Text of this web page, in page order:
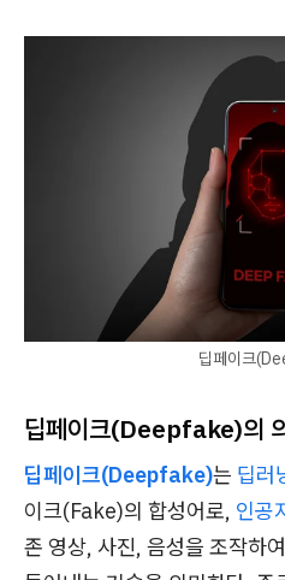
딥페이크
딥페이크(Deepfake)의
딥페이크(Deepfake)는 딥
이크(Fake)의 합성어로, 인공
존 영상, 사진, 음성을 조작하